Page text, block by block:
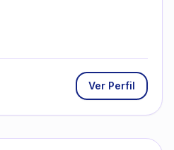
Ver Perfil